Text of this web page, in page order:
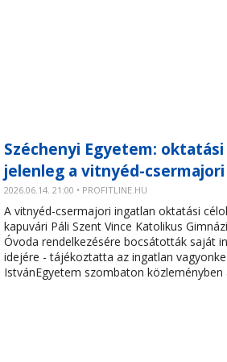
Széchenyi Egyetem:
jelenleg a vitnyéd-
2026.06.14. 21:00 • PROFITLINE.HU
A vitnyéd-csermajori ingatlan oktatási
kapuvári Páli Szent Vince Katolikus
Óvoda rendelkezésére bocsátották saját
idejére - tájékoztatta az ingatlan
IstvánEgyetem szombaton közleményben